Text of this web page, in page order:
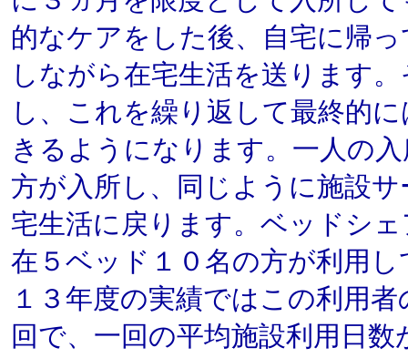
的なケアをした後、自宅に帰
しながら在宅生活を送ります
し、これを繰り返して最終的
きるようになります。一人の
方が入所し、同じように施設
宅生活に戻ります。ベッドシ
在５ベッド１０名の方が利用
１３年度の実績ではこの利用
回で、一回の平均施設利用日